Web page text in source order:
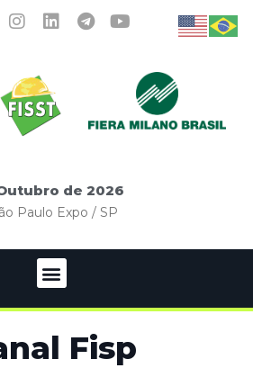
de 2026
Paulo Expo / SP
Fisp